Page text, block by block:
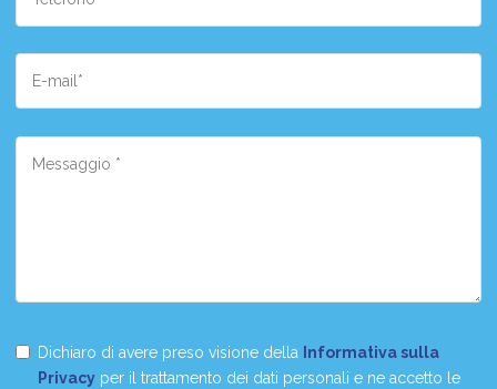
Dichiaro di avere preso visione della
Informativa sulla
Privacy per il trattamento dei dati personali e ne accetto le